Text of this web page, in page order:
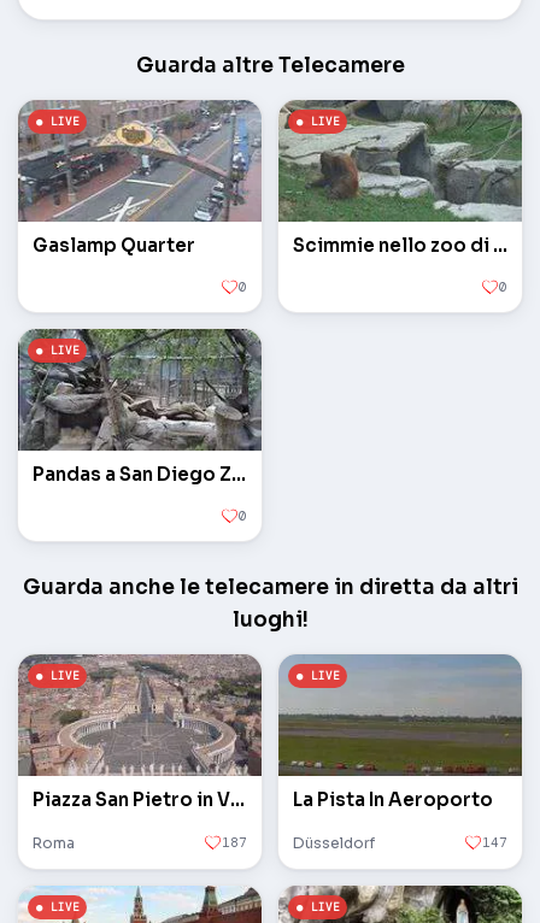
Guarda altre Telecamere
Gaslamp Quarter
0
Scimmie nello zoo di San Diego
0
Pandas a San Diego Zoo
0
Guarda anche le telecamere in diretta da altri
luoghi!
Piazza San Pietro in Vaticano
Roma 187
La Pista In Aeroporto
Düsseldorf 147